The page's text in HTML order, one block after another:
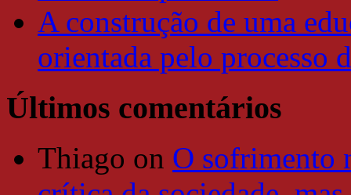
A construção de uma
orientada pelo processo
Últimos comentários
Thiago on O sofrimento